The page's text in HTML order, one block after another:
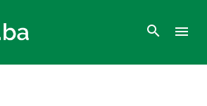
search menu